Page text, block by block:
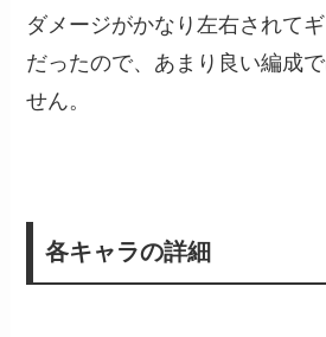
ダメージがかなり左右されて
だったので、あまり良い編成
せん。
各キャラの詳細